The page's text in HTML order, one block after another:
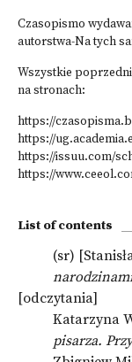
Czasopismo
autorstwa-Na tych
Wszystkie
na stronach:
https://
https://
https://issuu.com/
https://
List of contents
(sr)
[odczytania]
Katarzyna
pisarza.